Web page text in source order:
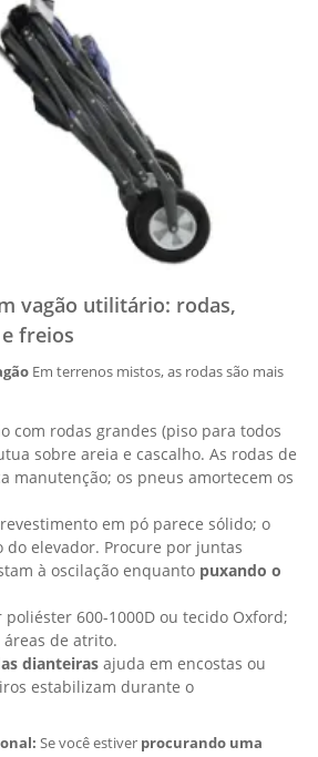
vagão utilitário: rodas,
freios
Em terrenos mistos, as rodas são mais
com rodas grandes (piso para todos
sobre areia e cascalho. As rodas de
manutenção; os pneus amortecem os
em pó parece sólido; o
elevador. Procure por juntas
à oscilação enquanto puxando o
poliéster 600-1000D ou tecido Oxford;
áreas de atrito.
dianteiras ajuda em encostas ou
estabilizam durante o
Se você estiver procurando uma